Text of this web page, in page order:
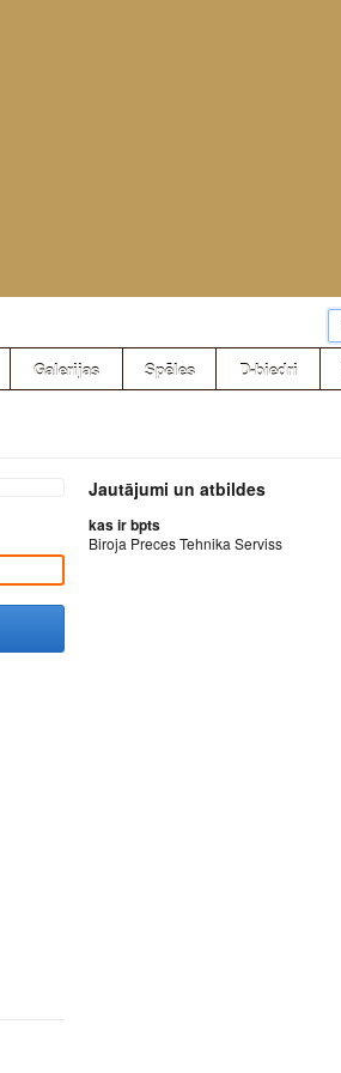
Galerijas Spēles D-biedri
Jautājumi un atbildes
kas ir bpts
Biroja Preces Tehnika Serviss